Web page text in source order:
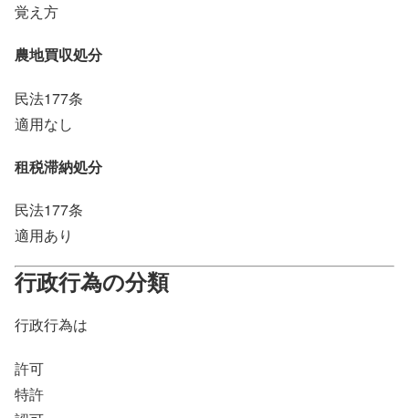
覚え方
農地買収処分
民法177条
適用なし
租税滞納処分
民法177条
適用あり
行政行為の分類
行政行為は
許可
特許